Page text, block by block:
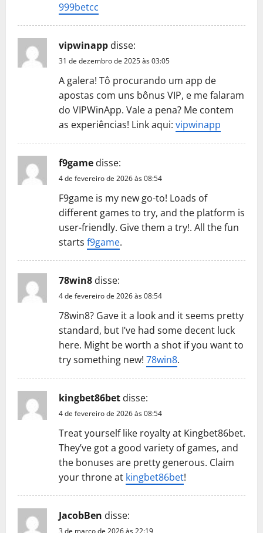
999betcc
vipwinapp disse:
31 de dezembro de 2025 às 03:05
A galera! Tô procurando um app de
apostas com uns bônus VIP, e me falaram
do VIPWinApp. Vale a pena? Me contem
as experiências! Link aqui: vipwinapp
f9game disse:
4 de fevereiro de 2026 às 08:54
F9game is my new go-to! Loads of
different games to try, and the platform is
user-friendly. Give them a try!. All the fun
starts f9game.
78win8 disse:
4 de fevereiro de 2026 às 08:54
78win8? Gave it a look and it seems pretty
standard, but I’ve had some decent luck
here. Might be worth a shot if you want to
try something new! 78win8.
kingbet86bet disse:
4 de fevereiro de 2026 às 08:54
Treat yourself like royalty at Kingbet86bet.
They’ve got a good variety of games, and
the bonuses are pretty generous. Claim
your throne at kingbet86bet!
JacobBen disse:
3 de março de 2026 às 22:19